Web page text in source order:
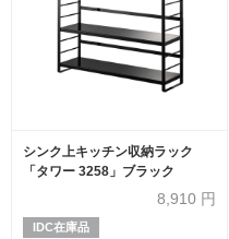
シンク上キッチン収納ラック
「タワー 3258」ブラック
8,910 円
IDC在庫品